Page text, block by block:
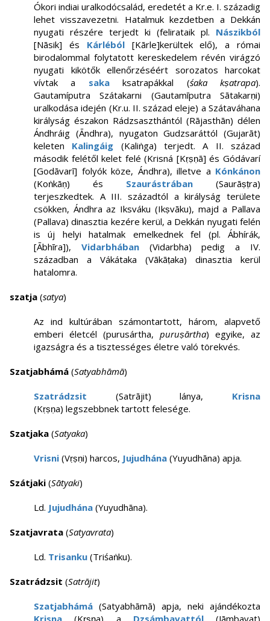
Ókori indiai uralkodócsalád, eredetét a Kr.e. I. századig
lehet visszavezetni. Hatalmuk kezdetben a Dekkán
nyugati részére terjedt ki (felirataik pl. Nászikból
[Nāsik] és Kárléból[Kārle]kerültek elő), a római
birodalommal folytatott kereskedelem révén virágzó
nyugati kikötők ellenőrzéséért sorozatos harcokat
vívtak a sakaksatrapákkal (śaka kṣatrapa).
Gautamíputra Szátakarni (Gautamīputra Sātakarṇi)
uralkodása idején (Kr.u. II. század eleje) a Szátaváhana
királyság északon Rádzsaszthántól (Rājasthān) délen
Ándhráig (Āndhra), nyugaton Gudzsaráttól (Gujarāt)
keleten Kalingáig (Kaliṅga) terjedt. A II. század
második felétől kelet felé (Krisná [Kṛṣṇā] és Gódávarí
[Godāvarī] folyók köze, Ándhra), illetve a Kónkánon
(Koṅkāṇ) és Szaurástrában (Saurāṣṭra)
terjeszkedtek. A III. századtól a királyság területe
csökken, Ándhra az Iksváku (Ikṣvāku), majd a Pallava
(Pallava) dinasztia kezére kerül, a Dekkán nyugati felén
is új helyi hatalmak emelkednek fel (pl. Ábhírák,
[Ābhīra]), Vidarbhában(Vidarbha) pedig a IV.
században a Vákátaka (Vākāṭaka) dinasztia kerül
hatalomra.
szatja (satya)
Az ind kultúrában számontartott, három, alapvető
emberi életcél (purusártha, puruṣārtha) egyike, az
igazságra és a tisztességes életre való törekvés.
Szatjabhámá (Satyabhāmā)
Szatrádzsit (Satrājit) lánya, Krisna
(Kṛṣṇa) legszebbnek tartott felesége.
Szatjaka (Satyaka)
Vrisni (Vṛṣṇi) harcos, Jujudhána (Yuyudhāna) apja.
Szátjaki (Sātyaki)
Ld. Jujudhána (Yuyudhāna).
Szatjavrata (Satyavrata)
Ld. Trisanku (Triśaṅku).
Szatrádzsit (Satrājit)
Szatjabhámá (Satyabhāmā) apja, neki ajándékozta
Krisna (Kṛṣṇa) a Dzsámbavattól(Jāmbavat)